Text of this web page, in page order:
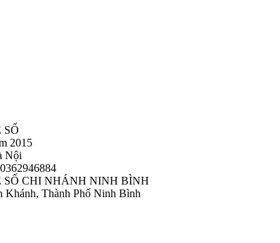
SỐ
2015
Nội
SỐ CHI NHÁNH NINH BÌNH
Thành Phố Ninh Bình